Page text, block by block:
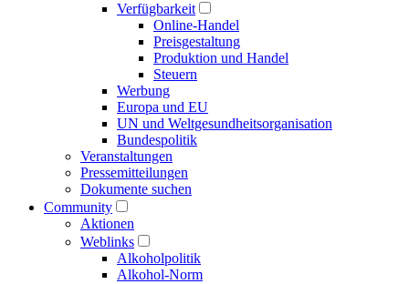
Verfügbarkeit
Online-Handel
Preisgestaltung
Produktion und Handel
Steuern
Werbung
Europa und EU
UN und Welt­gesundheits­organisation
Bundespolitik
Veranstaltungen
Presse­mitteilungen
Dokumente suchen
Community
Aktionen
Weblinks
Alkoholpolitik
Alkohol-Norm